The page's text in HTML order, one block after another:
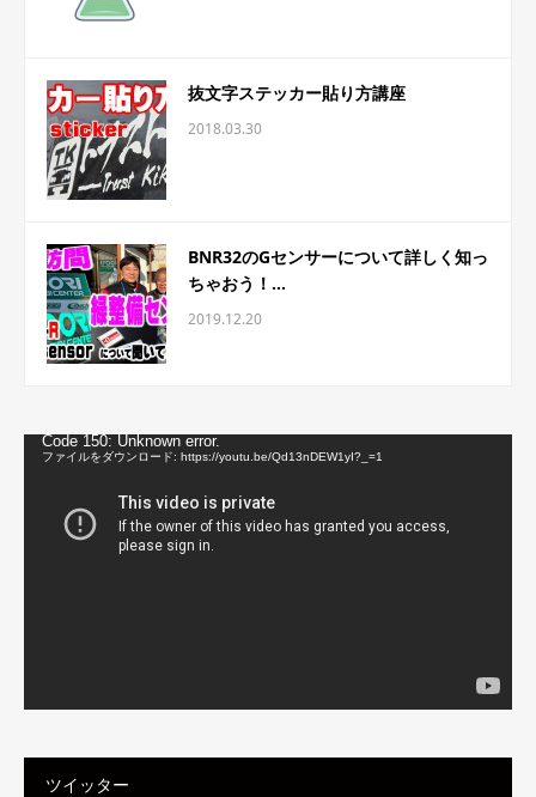
抜文字ステッカー貼り方講座
2018.03.30
BNR32のGセンサーについて詳しく知っ
ちゃおう！...
2019.12.20
動Code 150: Unknown error.
ファイルをダウンロード: https://youtu.be/Qd13nDEW1yI?_=1
ツイッター